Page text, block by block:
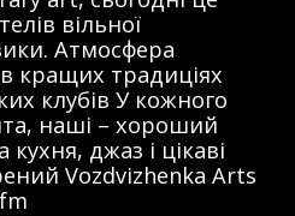
вільної
Атмосфера
кращих традиціях
клубів У кожного
наші – хороший
джаз і цікаві
Vozdvizhenka Arts